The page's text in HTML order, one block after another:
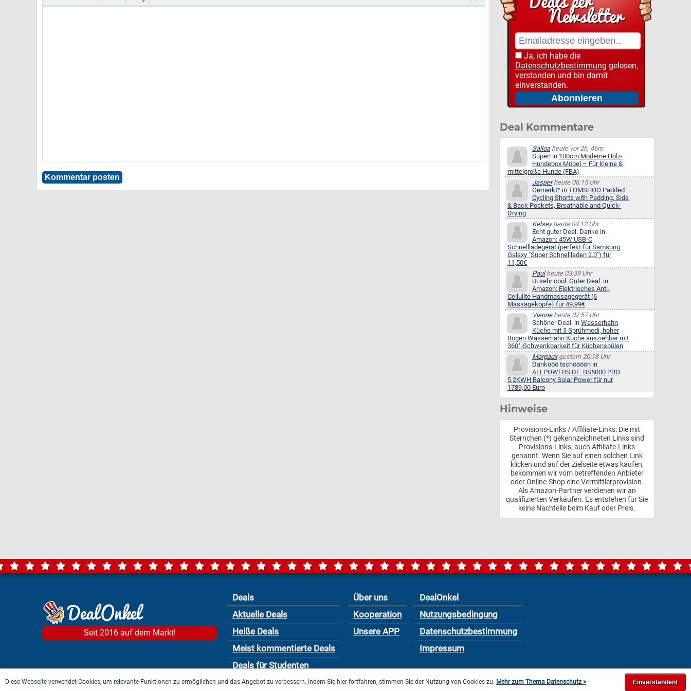
Ja, ich habe die
Datenschutzbestimmung gelesen,
verstanden und bin damit
einverstanden.
Deal Kommentare
Salloaheute vor 2h, 46m
Super! in 100cm Moderne Holz-
Hundebox Möbel – Für kleine &
mittelgroße Hunde (FBA)
Jasperheute 06:15 Uhr
Gemerkt* in TOMSHOO Padded
Cycling Shorts with Padding, Side
& Back Pockets, Breathable and Quick-
Drying
Kelseyheute 04:12 Uhr
Echt guter Deal. Danke in
Amazon: 45W USB-C
Schnellladegerät (perfekt für Samsung
Galaxy "Super Schnellladen 2.0") für
11,50€
Paulheute 03:39 Uhr
Ui sehr cool. Guter Deal. in
Amazon: Elektrisches Anti-
Cellulite Handmassagegerät (6
Massageköpfe) für 49,99€
Vienneheute 02:57 Uhr
Schöner Deal. in Wasserhahn
Küche mit 3 Sprühmodi, hoher
Bogen Wasserhahn Küche ausziehbar mit
360°-Schwenkbarkeit für Küchenspülen
Margauxgestern 20:18 Uhr
Dankööö tschöööön in
ALLPOWERS DE: BS5000 PRO
5,2KWH Balcony Solar Power für nur
1789,00 Euro
Hinweise
Provisions-Links / Affiliate-Links: Die mit
Sternchen (*) gekennzeichneten Links sind
Provisions-Links, auch Affiliate-Links
genannt. Wenn Sie auf einen solchen Link
klicken und auf der Zielseite etwas kaufen,
bekommen wir vom betreffenden Anbieter
oder Online-Shop eine Vermittlerprovision.
Als Amazon-Partner verdienen wir an
qualifizierten Verkäufen. Es entstehen für Sie
keine Nachteile beim Kauf oder Preis.
Seit 2016 auf dem Markt!
Deals
Aktuelle Deals
Heiße Deals
Meist kommentierte Deals
Deals für Studenten
Über uns
Kooperation
Unsere APP
DealOnkel
Nutzungsbedingung
Datenschutzbestimmung
Impressum
Diese Webseite verwendet Cookies, um relevante Funktionen zu ermöglichen und das Angebot zu verbessern. Indem Sie hier fortfahren, stimmen Sie der Nutzung von Cookies zu. Mehr zum Thema Datenschutz »